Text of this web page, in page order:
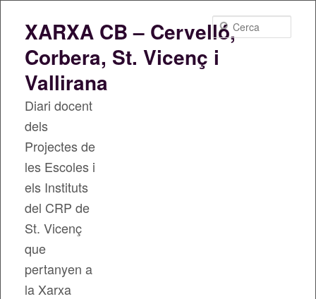
XARXA CB – Cervelló,
Corbera, St. Vicenç i
Vallirana
Diari docent
dels
Projectes de
les Escoles i
els Instituts
del CRP de
St. Vicenç
que
pertanyen a
la Xarxa